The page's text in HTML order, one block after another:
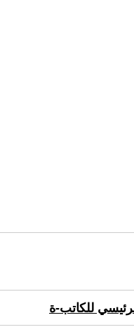
للكاتب-ة